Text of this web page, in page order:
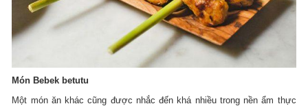
Món Bebek betutu
Một món ăn khác cũng được nhắc đến khá nhiều trong nền ẩm thực